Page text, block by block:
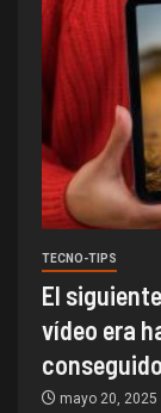
TECNO-TIPS
El
vídeo era
mayo 20, 2025